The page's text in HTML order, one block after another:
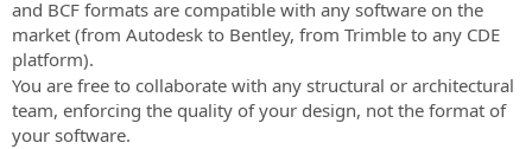
and BCF formats are compatible with any software on the
market (from Autodesk to Bentley, from Trimble to any CDE
platform).
You are free to collaborate with any structural or architectural
team, enforcing the quality of your design, not the format of
your software.